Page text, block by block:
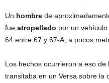
Un hombre de
fue atropellado por un
64 entre 67 y 67-A, a pocos
Los hechos ocurrieron a eso de
transitaba en un Versa sobre la